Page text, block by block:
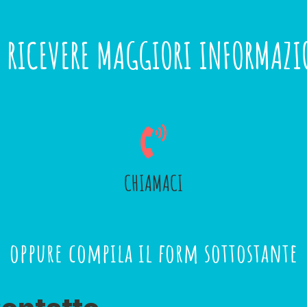
RICEVERE MAGGIORI
CHIAMACI
oppure compila il form sottostante